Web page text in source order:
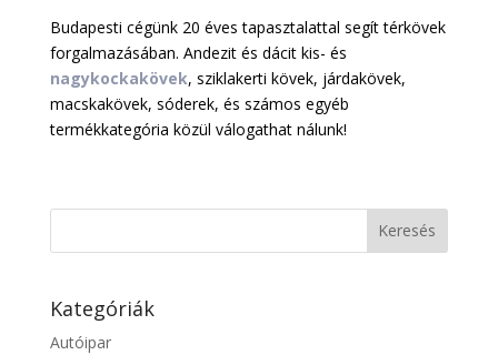
Budapesti cégünk 20 éves tapasztalattal segít térkövek
forgalmazásában. Andezit és dácit kis- és
nagykockakövek, sziklakerti kövek, járdakövek,
macskakövek, sóderek, és számos egyéb
termékkategória közül válogathat nálunk!
Kategóriák
Autóipar